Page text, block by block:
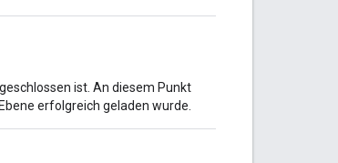
ist. An diesem Punkt
erfolgreich geladen wurde.